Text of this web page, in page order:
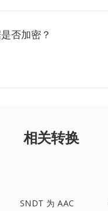
否加密？
相关转换
SNDT 为 AAC